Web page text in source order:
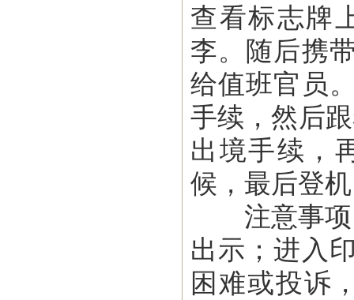
查看标志牌
李。随后携
给值班官员
手续，然后
出境手续，
候，最后登
注意事项
出示；进入
困难或投诉